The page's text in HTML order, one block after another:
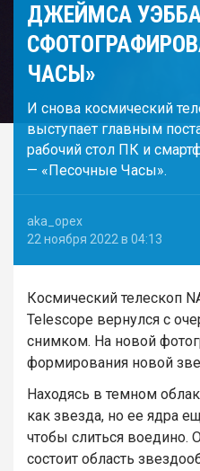
ДЖЕЙМСА
ЧАСЫ»
И снова космический
выступает главным
рабочий стол ПК и
— «Песочные Часы».
aka_opex
22 ноября 2022 в 04:13
Космический телескоп
Telescope вернулся с
снимком. На новой
формирования новой
Находясь в темном
как звезда, но ее ядра
чтобы слиться воедино.
состоит область